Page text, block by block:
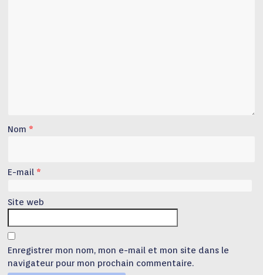
Nom *
E-mail *
Site web
Enregistrer mon nom, mon e-mail et mon site dans le
navigateur pour mon prochain commentaire.